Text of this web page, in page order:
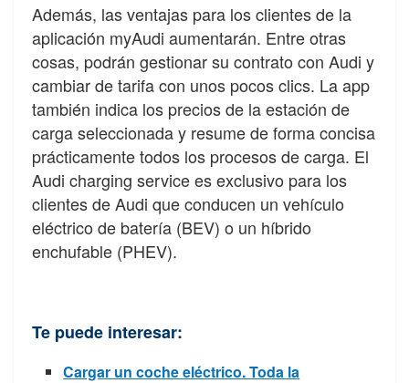
Además, las ventajas para los clientes de la
aplicación myAudi aumentarán. Entre otras
cosas, podrán gestionar su contrato con Audi y
cambiar de tarifa con unos pocos clics. La app
también indica los precios de la estación de
carga seleccionada y resume de forma concisa
prácticamente todos los procesos de carga. El
Audi charging service es exclusivo para los
clientes de Audi que conducen un vehículo
eléctrico de batería (BEV) o un híbrido
enchufable (PHEV).
Te puede interesar:
Cargar un coche eléctrico. Toda la